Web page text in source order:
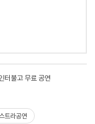
터불고 무료 공연
트라공연